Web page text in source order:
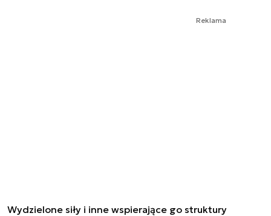
Reklama
Wydzielone siły i inne wspierające go struktury